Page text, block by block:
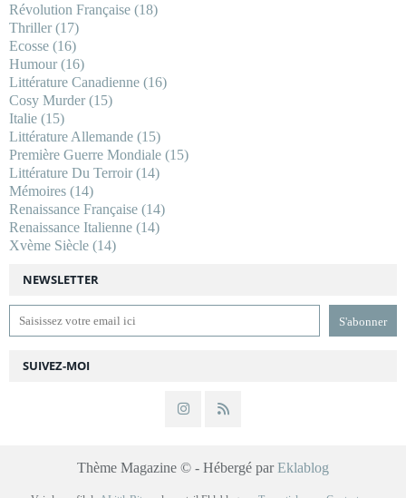
NEWSLETTER
SUIVEZ-MOI
Révolution Française (18)
Thriller(17)
Ecosse (16)
Humour(16)
Littérature Canadienne (16)
Cosy Murder(15)
Italie (15)
Littérature Allemande (15)
Première Guerre Mondiale (15)
Littérature Du Terroir(14)
Mémoires (14)
Renaissance Française (14)
Renaissance Italienne (14)
Xvème Siècle (14)
Thème Magazine © - Hébergé parEklablog